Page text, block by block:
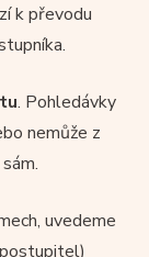
k převodu
. Pohledávky
nemůže z
uvedeme